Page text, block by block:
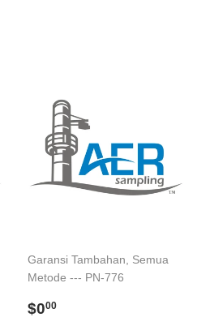
Garansi Tambahan, Semua
Metode --- PN-776
Regular
$000